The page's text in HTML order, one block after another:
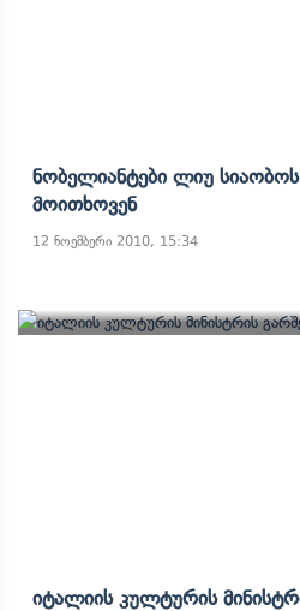
Ნობელიანტები Ლიუ
Მოითხოვენ
12 ნოემბერი 2010, 15:34
Იტალიის Კულტურის